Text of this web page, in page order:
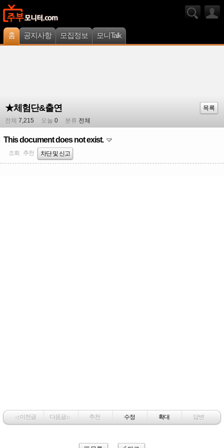
홈 공지사항 모집정보 모니Talk
★체험단&출연
목록
전체 7,215 오늘 0 분류 전체
This document does not exist.
조회 추천 차단 및 신고
◁이전글 다음글▷ 추천 수정 확대 답변